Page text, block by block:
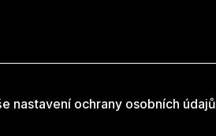
nastavení ochrany osobních údajů